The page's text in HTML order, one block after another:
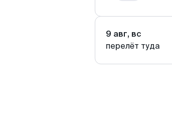
9 авг, вс
перелёт туда